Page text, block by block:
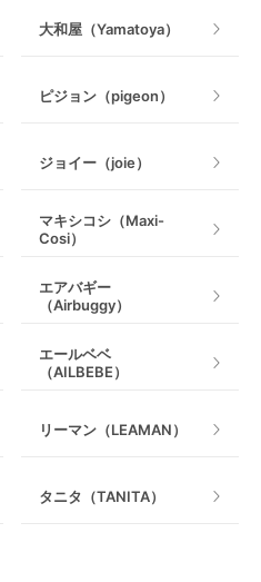
大和屋（Yamatoya）
ピジョン（pigeon）
ジョイー（joie）
マキシコシ（Maxi-
Cosi）
エアバギー
（Airbuggy）
エールベベ
（AILBEBE）
リーマン（LEAMAN）
タニタ（TANITA）